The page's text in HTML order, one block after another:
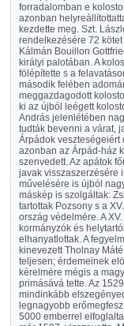
forradalomban e
azonban
kezdette meg. Szt.
rendelkezésére 72
Kálmán Bouillon
királyi palotában. A
fölépítette s a
második felében
meggazdagodott
ki az újból leégett
András jelenlétében
tudták bevenni a várat,
Árpádok veszteségeiért
azonban az Árpád-ház
szenvedett. Az apátok
javak visszaszerzésére
művelésére is újból
máskép is szolgáltak:
tartottak Pozsony s a
ország védelmére. A
kormányzók és
elhanyatlottak. A
kinevezett Tholnay
teljesen; érdemeinek
kérelmére mégis a
primásává tette. Az
mindinkább
legnagyobb
5000 emberrel